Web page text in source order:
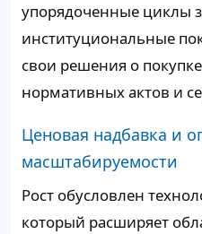
упорядоченные циклы
институциональные
свои решения о
нормативных актов и
Ценовая надбавка и
масштабируемости
Рост обусловлен
который расширяет